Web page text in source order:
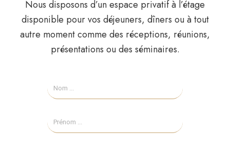
Nous disposons d’un espace privatif à l’étage
disponible pour vos déjeuners, dîners ou à tout
autre moment comme des réceptions, réunions,
présentations ou des séminaires.